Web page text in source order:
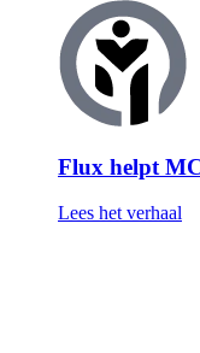
Flux helpt
Lees het verhaal